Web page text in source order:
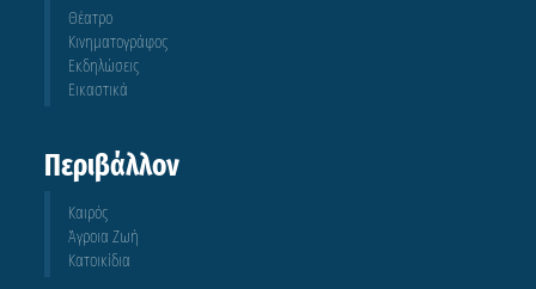
Θέατρο
Κινηματογράφος
Εκδηλώσεις
Εικαστικά
Περιβάλλον
Καιρός
Άγροια Ζωή
Κατοικίδια